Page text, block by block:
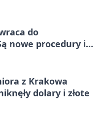
do
nowe procedury i
z Krakowa
dolary i złote